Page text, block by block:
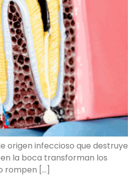
origen infeccioso que destruye
la boca transforman los
rompen […]